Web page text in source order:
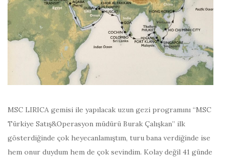
MSC LIRICA gemisi ile yapılacak uzun gezi programını “MSC
Türkiye Satış&Operasyon müdürü Burak Çalışkan” ilk
gösterdiğinde çok heyecanlamıştım, turu bana verdiğinde ise
hem onur duydum hem de çok sevindim. Kolay değil 41 günde